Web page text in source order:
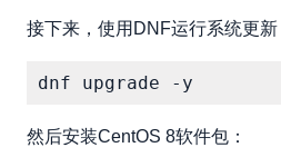
接下来，使用DNF运行系统更新
然后安装CentOS 8软件包：